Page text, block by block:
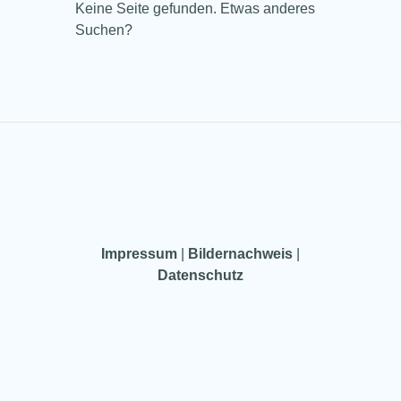
Keine Seite gefunden. Etwas anderes
Suchen?
Impressum Bildernachweis
Datenschutz